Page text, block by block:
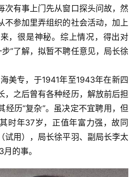
次有事上门先从窗口探头问故，然
不参加里弄组织的社会活动，加上
，很是神秘。综上情况，得出对
”了解，拟暂不聘任意见，局长徐
美专，于1941年至1943年在新四
，之后曾有各种经历，解放前后担
经历“复杂”。虽决定不宜聘用，但
时年37岁，正值年富力强，故同
试用），局长徐平羽、副局长李太
的事。